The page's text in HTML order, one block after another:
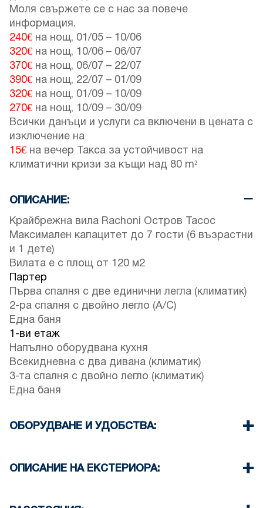
Моля свържете се с нас за повече
информация.
240€ на нощ, 01/05 – 10/06
320€ на нощ, 10/06 – 06/07
370€ на нощ, 06/07 – 22/07
390€ на нощ, 22/07 – 01/09
320€ на нощ, 01/09 – 10/09
270€ на нощ, 10/09 – 30/09
Всички данъци и услуги са включени в цената с
изключение на
15€ на вечер Такса за устойчивост на
климатични кризи за къщи над 80 m²
ОПИСАНИЕ:
Крайбрежна вила Rachoni Остров Тасос
Максимален капацитет до 7 гости (6 възрастни
и 1 дете)
Вилата е с площ от 120 м2
Партер
Първа спалня с две единични легла (климатик)
2-ра спалня с двойно легло (A/C)
Една баня
1-ви етаж
Напълно оборудвана кухня
Всекидневна с два дивана (климатик)
3-та спалня с двойно легло (климатик)
Една баня
ОБОРУДВАНЕ И УДОБСТВА:
Четири климатика
Съдомиялна
ОПИСАНИЕ НА ЕКСТЕРИОРА:
Паркоместа за гостите на комплекса (понякога